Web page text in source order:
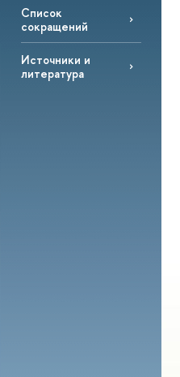
Список
сокращений
Источники и
литература